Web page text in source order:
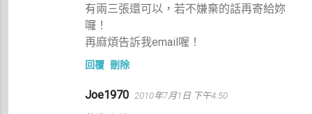
有兩三張還可以，若不嫌棄的話再寄給妳
囉！
再麻煩告訴我email喔！
回覆 刪除
Joe1970 2010年7月1日 下午4:50